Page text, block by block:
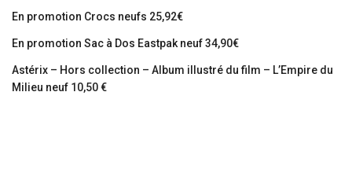
En promotion Crocs neufs 25,92€
En promotion Sac à Dos Eastpak neuf 34,90€
Astérix – Hors collection – Album illustré du film – L’Empire du
Milieu neuf 10,50 €